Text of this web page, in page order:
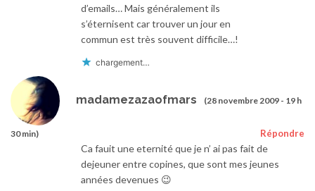
d’emails… Mais généralement ils
s’éternisent car trouver un jour en
commun est très souvent difficile…!
chargement…
madamezazaofmars (28 novembre 2009 - 19 h
30 min) Répondre
Ca fauit une eternité que je n’ ai pas fait de
dejeuner entre copines, que sont mes jeunes
années devenues 😉